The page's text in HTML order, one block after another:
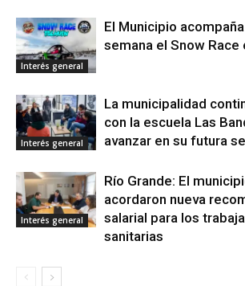
Interés general
El Municipio
semana el Snow Race
Interés general
La municipalidad
con la escuela Las
avanzar en su futura
Interés general
Río Grande: El
acordaron nueva
salarial para los
sanitarias